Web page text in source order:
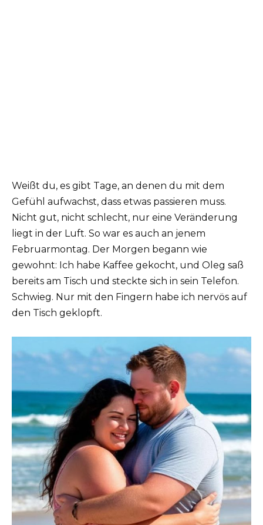
Weißt du, es gibt Tage, an denen du mit dem
Gefühl aufwachst, dass etwas passieren muss.
Nicht gut, nicht schlecht, nur eine Veränderung
liegt in der Luft. So war es auch an jenem
Februarmontag. Der Morgen begann wie
gewohnt: Ich habe Kaffee gekocht, und Oleg saß
bereits am Tisch und steckte sich in sein Telefon.
Schwieg. Nur mit den Fingern habe ich nervös auf
den Tisch geklopft.